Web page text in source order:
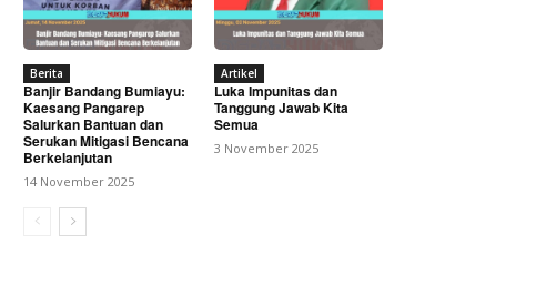
Berita
Banjir Bandang Bumiayu:
Kaesang Pangarep
Salurkan Bantuan dan
Serukan Mitigasi Bencana
Berkelanjutan
14 November 2025
Artikel
Luka Impunitas dan
Tanggung Jawab Kita
Semua
3 November 2025